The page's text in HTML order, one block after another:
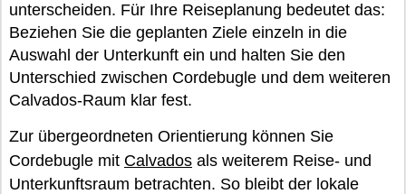
unterscheiden. Für Ihre Reiseplanung bedeutet das:
Beziehen Sie die geplanten Ziele einzeln in die
Auswahl der Unterkunft ein und halten Sie den
Unterschied zwischen Cordebugle und dem weiteren
Calvados-Raum klar fest.
Zur übergeordneten Orientierung können Sie
Cordebugle mit Calvados als weiterem Reise- und
Unterkunftsraum betrachten. So bleibt der lokale